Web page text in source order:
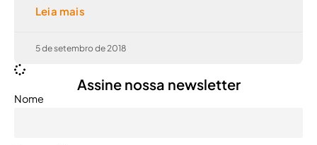
Leia mais
5 de setembro de 2018
Assine nossa newsletter
Nome